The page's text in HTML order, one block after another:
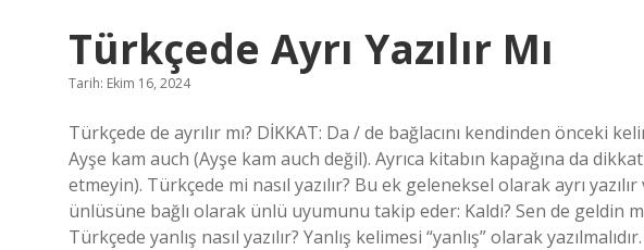
Türkçede Ayrı Yazılır Mı
Tarih: Ekim 16, 2024
Türkçede de ayrılır mı? DİKKAT: Da / de bağlacını kendinden önceki
Ayşe kam auch (Ayşe kam auch değil). Ayrıca kitabın kapağına da
etmeyin). Türkçede mi nasıl yazılır? Bu ek geleneksel olarak ayrı
ünlüsüne bağlı olarak ünlü uyumunu takip eder: Kaldı? Sen de geldin
Türkçede yanlış nasıl yazılır? Yanlış kelimesi “yanlış” olarak